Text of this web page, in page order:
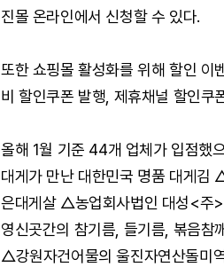
진몰 온라인에서 신청할 수 있다.
또한 쇼핑몰 활성화를 위해 할인 이
비 할인쿠폰 발행, 제휴채널 할인쿠
올해 1월 기준 44개 업체가 입점했
대게가 만난 대한민국 명품 대게김
은대게살 △농업회사법인 대성<주
영신곳간의 참기름, 들기름, 볶음참
△강원자건어물의 울진자연산돌미